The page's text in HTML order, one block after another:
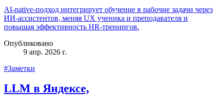
AI-native‑подход интегрирует обучение в рабочие задачи через
ИИ‑ассистентов, меняя UX ученика и преподавателя и
повышая эффективность HR‑тренингов.
Опубликовано
9 апр. 2026 г.
#Заметки
LLM в Яндексе,